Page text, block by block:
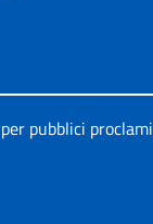
pubblici proclami